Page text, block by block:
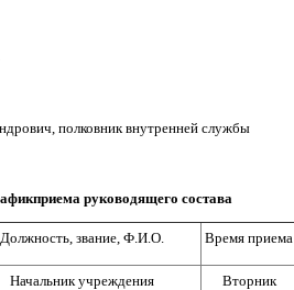
полковник внутренней службы
приема руководящего состава
Должность, звание, Ф.И.О. Время приема
Начальник учреждения Вторник